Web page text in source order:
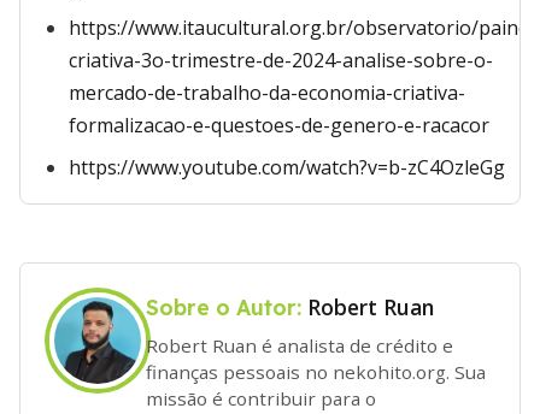
https://www.itaucultural.org.br/observatorio/
criativa-3o-trimestre-de-2024-analise-sobre-o-
mercado-de-trabalho-da-economia-criativa-
formalizacao-e-questoes-de-genero-e-racacor
https://www.youtube.com/watch?v=b-zC4OzleGg
Sobre o Autor: Robert Ruan
Robert Ruan é analista de crédito e
finanças pessoais no nekohito.org. Sua
missão é contribuir para o